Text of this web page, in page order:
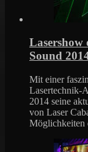
Sound
Mit einer
Lasertechnik-
2014 seine
von Laser
Möglichkeiten